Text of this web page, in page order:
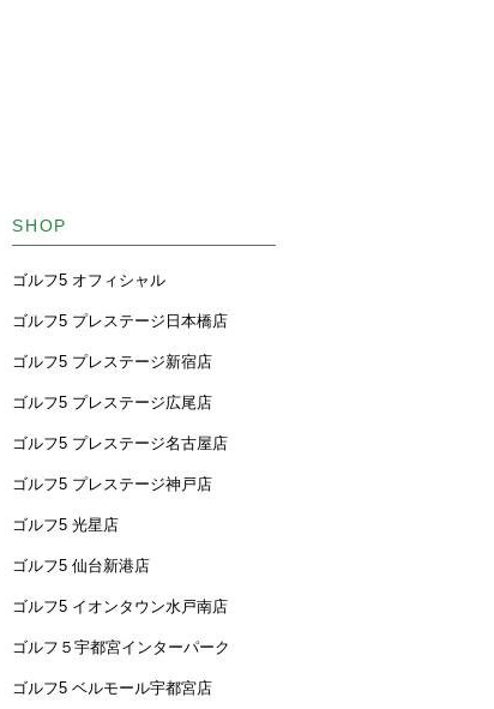
SHOP
ゴルフ5 オフィシャル
ゴルフ5 プレステージ日本橋店
ゴルフ5 プレステージ新宿店
ゴルフ5 プレステージ広尾店
ゴルフ5 プレステージ名古屋店
ゴルフ5 プレステージ神戸店
ゴルフ5 光星店
ゴルフ5 仙台新港店
ゴルフ5 イオンタウン水戸南店
ゴルフ５宇都宮インターパーク
ゴルフ5 ベルモール宇都宮店